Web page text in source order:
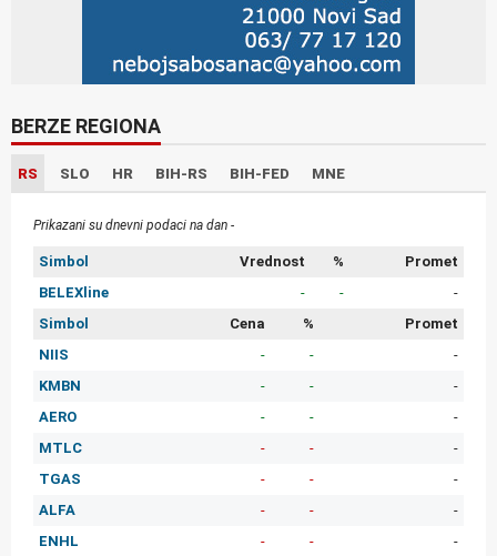
BERZE REGIONA
RS SLO HR BIH-RS BIH-FED MNE
Prikazani su dnevni podaci na dan -
Simbol Vrednost %
Promet
BELEXline
- -
-
Simbol
Cena %
Promet
NIIS
- -
-
KMBN
- -
-
AERO
- -
-
MTLC
- -
-
TGAS
- -
-
ALFA
- -
-
ENHL
- -
-